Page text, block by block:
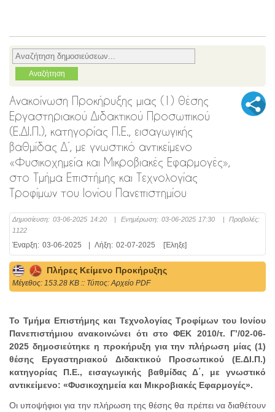
Ανακοίνωση Προκήρυξης μιας (1) θέσης
Εργαστηριακού Διδακτικού Προσωπικού
(Ε.ΔΙ.Π.), κατηγορίας Π.Ε., εισαγωγικής
βαθμίδας Δ΄, με γνωστικό αντικείμενο
«Φυσικοχημεία και Μικροβιακές Εφαρμογές»,
στο Τμήμα Επιστήμης και Τεχνολογίας
Τροφίμων του Ιονίου Πανεπιστημίου
Δημοσίευση: 03-06-2025 14:20 | Ενημέρωση: 03-06-2025 17:30 |
Προβολές:
1122
Έναρξη: 03-06-2025 Λήξη: 02-07-2025 [Έληξε]
Πλήρες Κείμενο Προκήρυξης
Mέγεθος: 153.28 KB :: Τύπος: Αρχείο PDF
Το Τμήμα Επιστήμης και Τεχνολογίας Τροφίμων του Ιονίου
Πανεπιστήμιου ανακοινώνει ότι στο ΦΕΚ 2010/τ. Γ’/02-06-
2025 δημοσιεύτηκε η προκήρυξη για την πλήρωση μίας (1)
θέσης Εργαστηριακού Διδακτικού Προσωπικού (Ε.ΔΙ.Π.)
κατηγορίας Π.Ε., εισαγωγικής βαθμίδας Δ΄, με γνωστικό
αντικείμενο: «Φυσικοχημεία και Μικροβιακές Εφαρμογές».
Οι υποψήφιοι για την πλήρωση της θέσης θα πρέπει να διαθέτουν